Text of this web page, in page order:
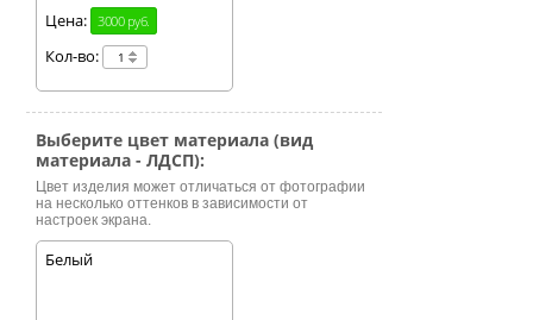
Цена: 3000 руб.
Кол-во:
Выберите цвет материала (вид
материала - ЛДСП):
Цвет изделия может отличаться от фотографии
на несколько оттенков в зависимости от
настроек экрана.
Белый